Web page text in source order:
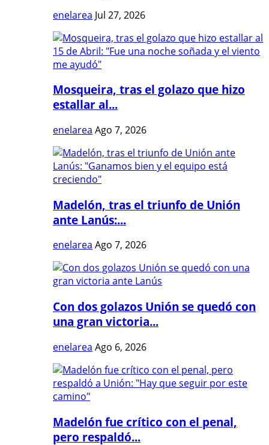
enelarea Jul 27, 2026
Mosqueira, tras el golazo que hizo
estallar al...
enelarea Ago 7, 2026
Madelón, tras el triunfo de Unión
ante Lanús:...
enelarea Ago 7, 2026
Con dos golazos Unión se quedó con
una gran victoria...
enelarea Ago 6, 2026
Madelón fue crítico con el penal,
pero respaldó...